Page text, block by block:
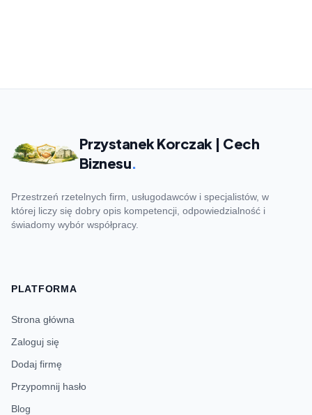
Przystanek Korczak | Cech
Biznesu.
Przestrzeń rzetelnych firm, usługodawców i specjalistów, w
której liczy się dobry opis kompetencji, odpowiedzialność i
świadomy wybór współpracy.
PLATFORMA
Strona główna
Zaloguj się
Dodaj firmę
Przypomnij hasło
Blog